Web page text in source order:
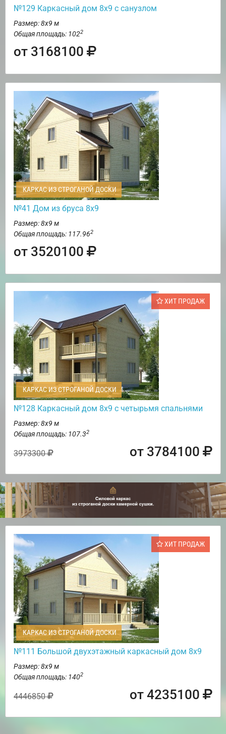
№129 Каркасный дом 8х9 с санузлом
Размер: 8х9 м
Общая площадь: 1022
от 3168100
КАРКАС ИЗ СТРОГАНОЙ ДОСКИ
№41 Дом из бруса 8х9
Размер: 8х9 м
Общая площадь: 117.962
от 3520100
ХИТ ПРОДАЖ
КАРКАС ИЗ СТРОГАНОЙ ДОСКИ
№128 Каркасный дом 8х9 с четырьмя спальнями
Размер: 8х9 м
Общая площадь: 107.32
3973300 от 3784100
ХИТ ПРОДАЖ
КАРКАС ИЗ СТРОГАНОЙ ДОСКИ
№111 Большой двухэтажный каркасный дом 8х9
Размер: 8х9 м
Общая площадь: 1402
4446850 от 4235100